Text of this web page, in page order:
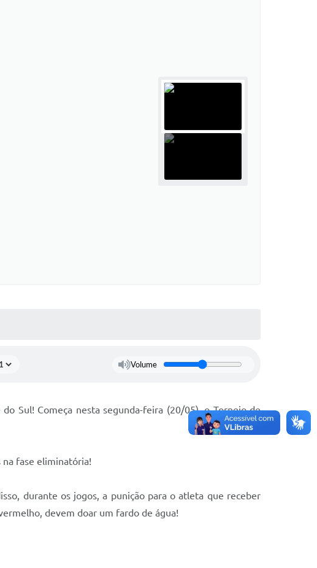
Volume
Sul! Começa nesta segunda-feira (20/05), o Torneio de
na fase eliminatória!
durante os jogos, a punição para o atleta que receber
devem doar um fardo de água!